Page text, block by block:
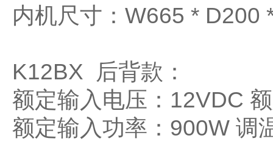
内机尺寸：W665 * D200
K12BX 后背款：
额定输入电压：12VDC
额定输入功率：900W 调